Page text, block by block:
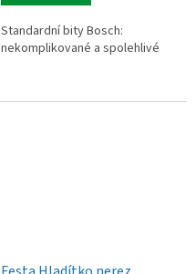
Standardní bity Bosch:
nekomplikované a spolehlivé